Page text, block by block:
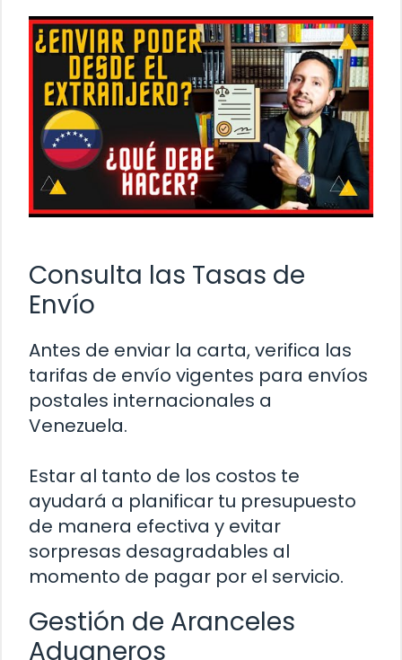
Consulta las Tasas de
Envío
Antes de enviar la carta, verifica las
tarifas de envío vigentes para envíos
postales internacionales a
Venezuela.
Estar al tanto de los costos te
ayudará a planificar tu presupuesto
de manera efectiva y evitar
sorpresas desagradables al
momento de pagar por el servicio.
Gestión de Aranceles
Aduaneros